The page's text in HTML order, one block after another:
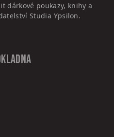
dárkové poukazy, knihy a
Studia Ypsilon.